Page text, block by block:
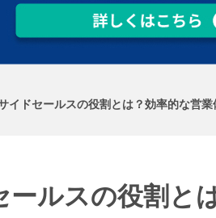
イドセールスの役割とは？効率的な営
ールスの役割と